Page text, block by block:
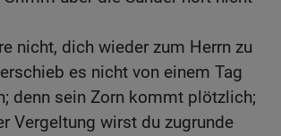
nicht, dich wieder zum Herrn zu
es nicht von einem Tag
denn sein Zorn kommt plötzlich;
Vergeltung wirst du zugrunde